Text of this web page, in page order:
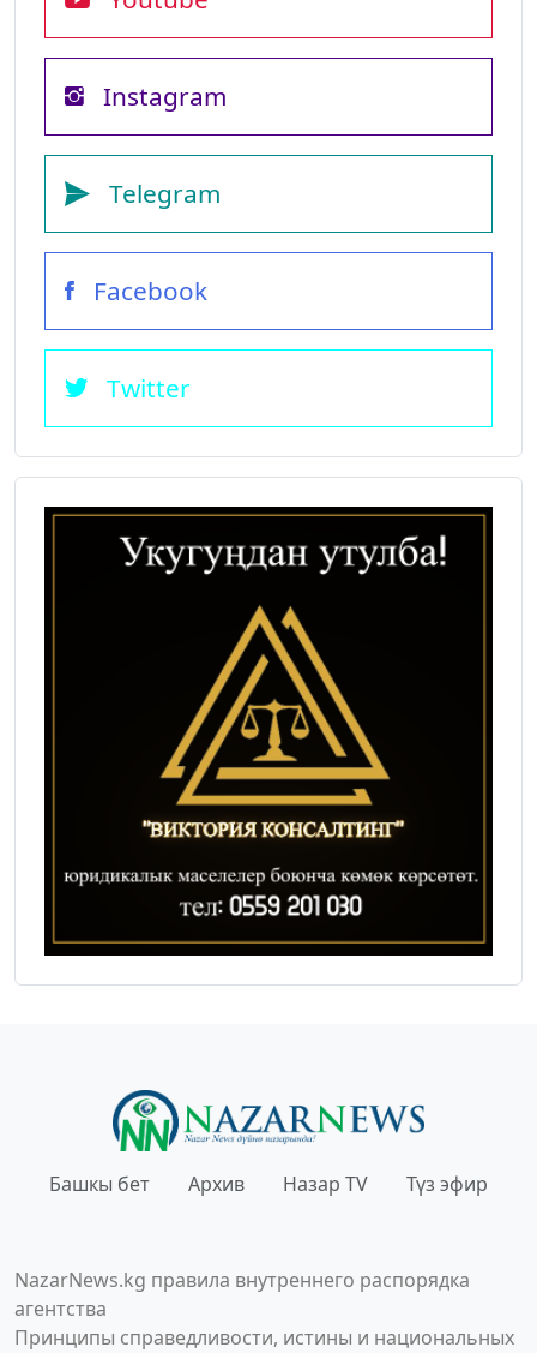
Instagram
Telegram
Facebook
Twitter
Башкы бет Архив Назар TV Түз эфир
NazarNews.kg правила внутреннего распорядка
агентства
Принципы справедливости, истины и национальных